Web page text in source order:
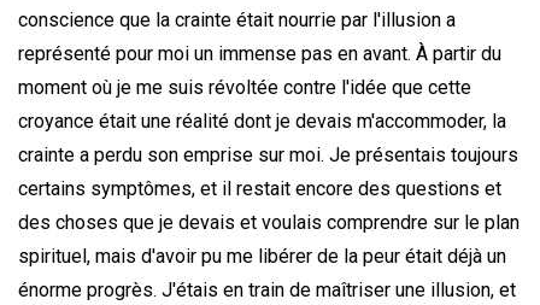
conscience que la crainte était nourrie par l'illusion a
représenté pour moi un immense pas en avant. À partir du
moment où je me suis révoltée contre l'idée que cette
croyance était une réalité dont je devais m'accommoder, la
crainte a perdu son emprise sur moi. Je présentais toujours
certains symptômes, et il restait encore des questions et
des choses que je devais et voulais comprendre sur le plan
spirituel, mais d'avoir pu me libérer de la peur était déjà un
énorme progrès. J'étais en train de maîtriser une illusion, et